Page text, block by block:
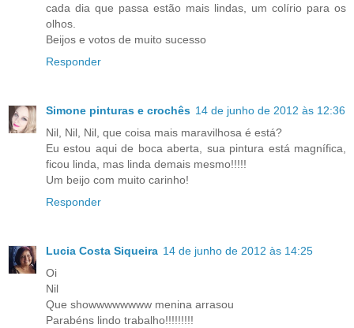
cada dia que passa estão mais lindas, um colírio para os
olhos.
Beijos e votos de muito sucesso
Responder
Simone pinturas e crochês 14 de junho de 2012 às 12:36
Nil, Nil, Nil, que coisa mais maravilhosa é está?
Eu estou aqui de boca aberta, sua pintura está magnífica,
ficou linda, mas linda demais mesmo!!!!!
Um beijo com muito carinho!
Responder
Lucia Costa Siqueira 14 de junho de 2012 às 14:25
Oi
Nil
Que showwwwwwww menina arrasou
Parabéns lindo trabalho!!!!!!!!!